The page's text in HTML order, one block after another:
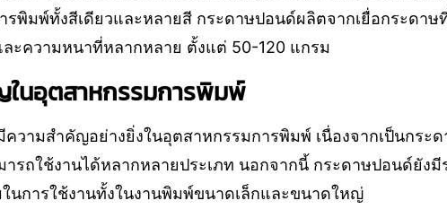
รพิมพ์ทั้งสีเดียวและหลายสี กระดาษปอนด์ผลิตจากเยื่อกระดาษ
ะความหนาที่หลากหลาย ตั้งแต่ 50-120 แกรม
นอุตสาหกรรมการพิมพ์
วามสำคัญอย่างยิ่งในอุตสาหกรรมการพิมพ์ เนื่องจากเป็นกระ
รถใช้งานได้หลากหลายประเภท นอกจากนี้ กระดาษปอนด์ยังมี
นการใช้งานทั้งในงานพิมพ์ขนาดเล็กและขนาดใหญ่